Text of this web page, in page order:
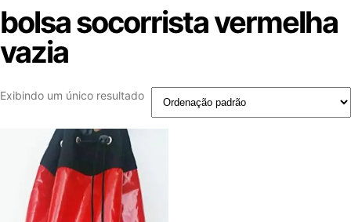
bolsa socorrista vermelha
vazia
Exibindo um único resultado